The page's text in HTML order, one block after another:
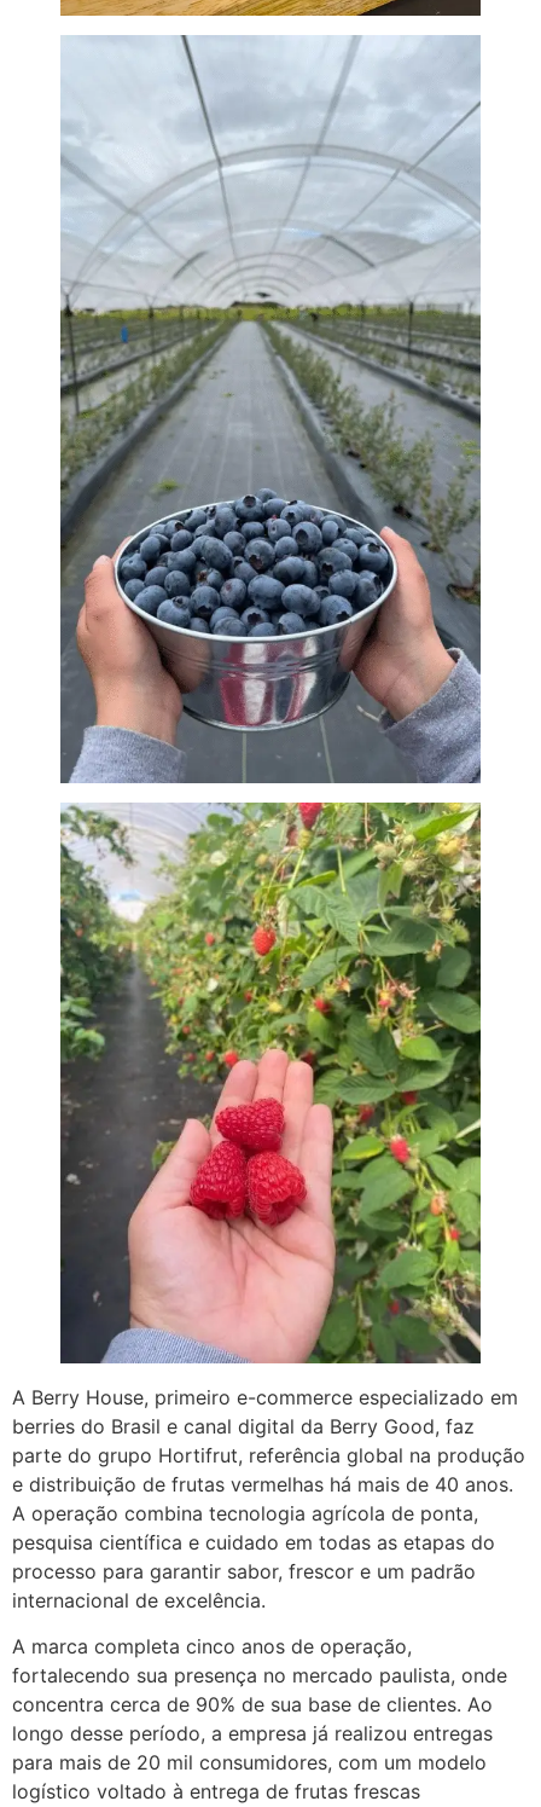
A Berry House, primeiro e-commerce especializado em
berries do Brasil e canal digital da Berry Good, faz
parte do grupo Hortifrut, referência global na produção
e distribuição de frutas vermelhas há mais de 40 anos.
A operação combina tecnologia agrícola de ponta,
pesquisa científica e cuidado em todas as etapas do
processo para garantir sabor, frescor e um padrão
internacional de excelência.
A marca completa cinco anos de operação,
fortalecendo sua presença no mercado paulista, onde
concentra cerca de 90% de sua base de clientes. Ao
longo desse período, a empresa já realizou entregas
para mais de 20 mil consumidores, com um modelo
logístico voltado à entrega de frutas frescas